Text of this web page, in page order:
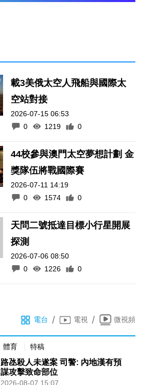
載3美俄太空人飛船與國際太
空站對接
2026-07-15 06:53
0
1219 0
44校參與澳門太空夢想計劃 金
獎隊伍將戰國際賽
2026-07-11 14:19
0
1574 0
天問二號抵達目標小行星開展
探測
2026-07-06 08:50
0
1226 0
電台 / 電視 / 微視頻
體育 特稿
路氹殺人未遂案 司警: 內地漢有預
謀攻擊致命部位
2026-08-07 15:07